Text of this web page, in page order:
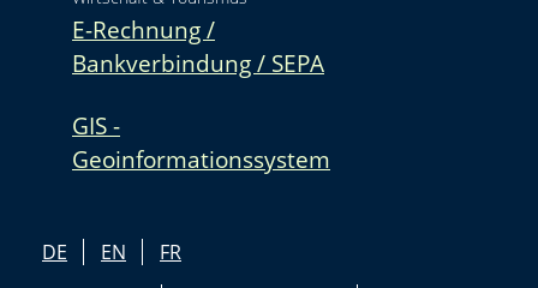
E-Rechnung /
Bankverbindung / SEPA
GIS -
Geoinformationssystem
DE EN
FR